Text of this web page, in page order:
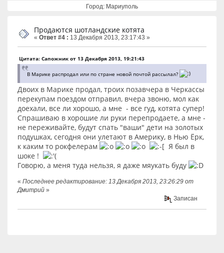
Город: Мариуполь
Продаются шотландские котята
« Ответ #4 : 13 Декабря 2013, 23:17:43 »
Цитата: Сапожник от 13 Декабря 2013, 19:21:43
В Марике распродал или по стране новой почтой рассылал?
Двоих в Марике продал, троих позавчера в Черкассы
перекупам поездом отправил, вчера звоню, мол как
доехали, все ли хорошо, а мне - все гуд, котята супер!
Спрашиваю в хорошие ли руки перепродаете, а мне -
не переживайте, будут спать "ваши" дети на золотых
подушках, сегодня они улетают в Америку, в Нью Ёрк,
к каким то рокфелерам
Я был в
шоке !
Говорю, а меня туда нельзя, я даже мяукать буду
« Последнее редактирование: 13 Декабря 2013, 23:26:29 от
Дмитрий »
Записан